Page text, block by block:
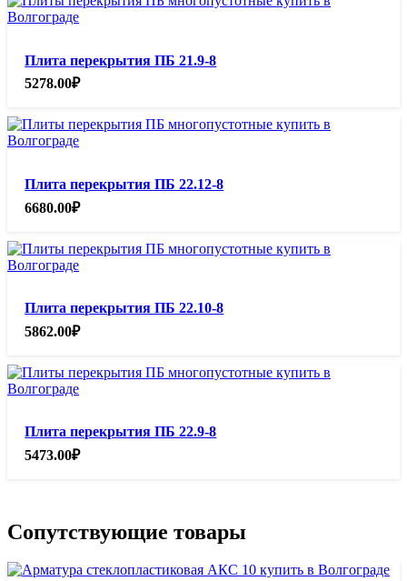
Плита перекрытия ПБ 21.9-8
5278.00₽
Плита перекрытия ПБ 22.12-8
6680.00₽
Плита перекрытия ПБ 22.10-8
5862.00₽
Плита перекрытия ПБ 22.9-8
5473.00₽
Сопутствующие товары